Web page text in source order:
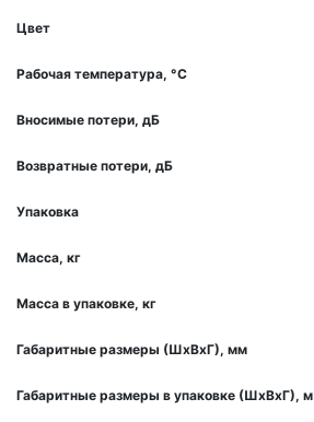
Цвет
Рабочая температура, °С
Вносимые потери, дБ
Возвратные потери, дБ
Упаковка
Масса, кг
Масса в упаковке, кг
Габаритные размеры (ШхВхГ), мм
Габаритные размеры в упаковке (ШхВхГ), м